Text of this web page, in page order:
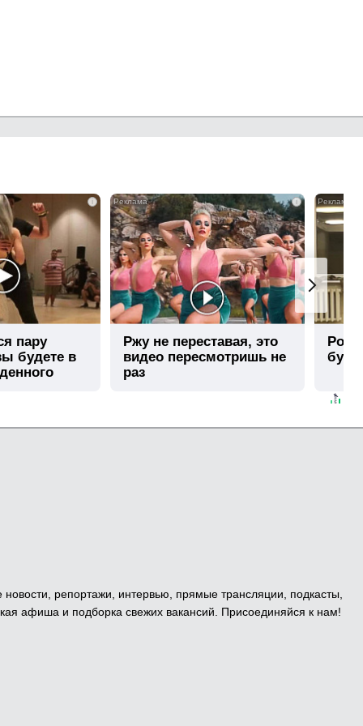
i
пару
будете в
i
Ржу не переставая, это
видео пересмотришь не
раз
репортажи, интервью, прямые трансляции, подкасты,
афиша и подборка свежих вакансий. Присоединяйся к нам!